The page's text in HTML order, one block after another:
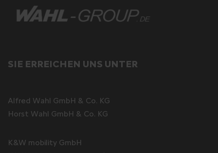
SIE ERREICHEN UNS UNTER
Alfred Wahl GmbH & Co. KG
Horst Wahl GmbH & Co. KG
K&W mobility GmbH